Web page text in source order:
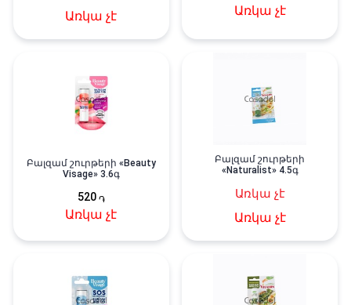
Առկա չէ Առկա չէ
Բալզամ շուրթերի «Beauty
Visage» 3.6գ
520 ֏
Առկա չէ
Բալզամ շուրթերի
«Naturalist» 4․5գ
Առկա չէ
Առկա չէ